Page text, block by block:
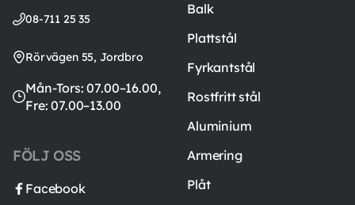
08-711 25 35
Rörvägen 55, Jordbro
Mån-Tors: 07.00–16.00,
Fre: 07.00–13.00
FÖLJ OSS
Facebook
Balk
Plattstål
Fyrkantstål
Rostfritt stål
Aluminium
Armering
Plåt